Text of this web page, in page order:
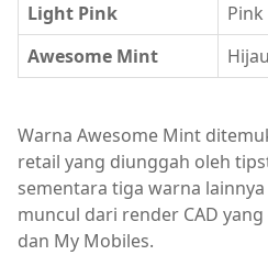
Light Pink
Awesome Mint
Warna Awesome Mint
retail yang diunggah oleh
sementara tiga warna lainnya
muncul dari render CAD
dan My Mobiles.